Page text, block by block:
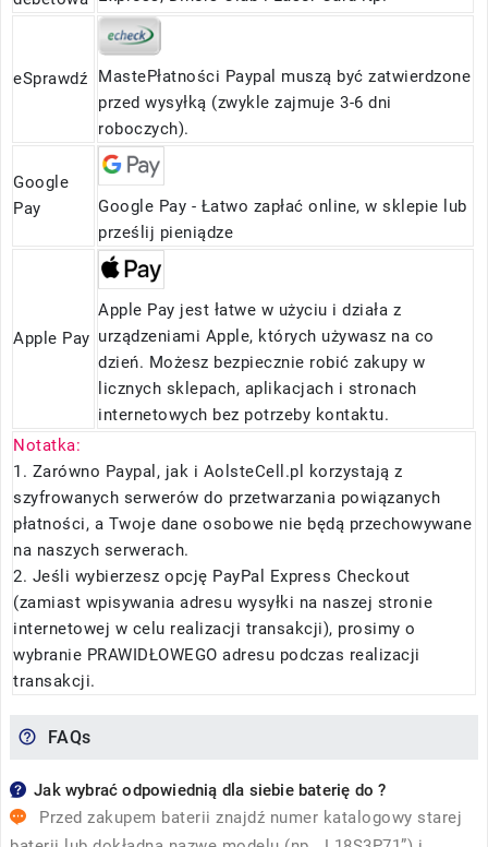
eSprawdź
MastePłatności Paypal muszą być zatwierdzone
przed wysyłką (zwykle zajmuje 3-6 dni
roboczych).
Google
Pay
Google Pay - Łatwo zapłać online, w sklepie lub
prześlij pieniądze
Apple Pay
Apple Pay jest łatwe w użyciu i działa z
urządzeniami Apple, których używasz na co
dzień. Możesz bezpiecznie robić zakupy w
licznych sklepach, aplikacjach i stronach
internetowych bez potrzeby kontaktu.
Notatka:
1. Zarówno Paypal, jak i AolsteCell.pl korzystają z
szyfrowanych serwerów do przetwarzania powiązanych
płatności, a Twoje dane osobowe nie będą przechowywane
na naszych serwerach.
2. Jeśli wybierzesz opcję PayPal Express Checkout
(zamiast wpisywania adresu wysyłki na naszej stronie
internetowej w celu realizacji transakcji), prosimy o
wybranie PRAWIDŁOWEGO adresu podczas realizacji
transakcji.
FAQs
Jak wybrać odpowiednią dla siebie baterię do ?
Przed zakupem baterii znajdź numer katalogowy starej